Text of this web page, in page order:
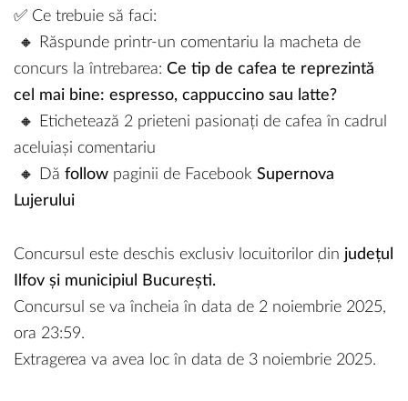
✅ Ce trebuie să faci:
🔸 Răspunde printr-un comentariu la macheta de
concurs la întrebarea: Ce tip de cafea te reprezintă
cel mai bine: espresso, cappuccino sau latte?
🔸 Etichetează 2 prieteni pasionați de cafea în cadrul
aceluiași comentariu
🔸 Dă follow paginii de Facebook Supernova
Lujerului
Concursul este deschis exclusiv locuitorilor din județul
Ilfov și municipiul București.
Concursul se va încheia în data de 2 noiembrie 2025,
ora 23:59.
Extragerea va avea loc în data de 3 noiembrie 2025.